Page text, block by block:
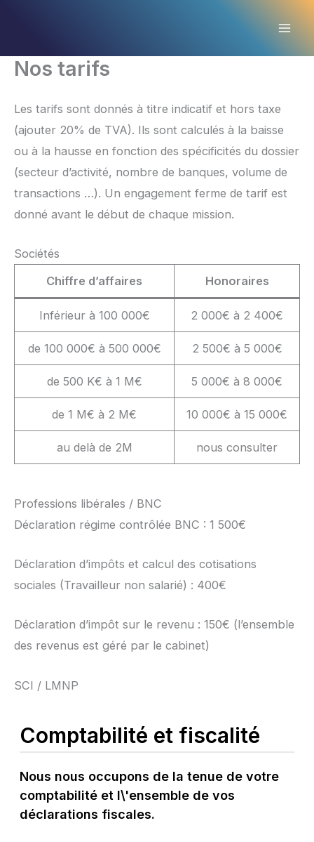
Nos tarifs
Les tarifs sont donnés à titre indicatif et hors taxe
(ajouter 20% de TVA). Ils sont calculés à la baisse
ou à la hausse en fonction des spécificités du dossier
(secteur d’activité, nombre de banques, volume de
transactions …). Un engagement ferme de tarif est
donné avant le début de chaque mission.
Sociétés
Chiffre d’affaires
Honoraires
Inférieur à 100 000€ 2 000€ à 2 400€
de 100 000€ à 500 000€ 2 500€ à 5 000€
de 500 K€ à 1 M€ 5 000€ à 8 000€
de 1 M€ à 2 M€ 10 000€ à 15 000€
au delà de 2M nous consulter
Professions libérales / BNC
Déclaration régime contrôlée BNC : 1 500€
Déclaration d’impôts et calcul des cotisations
sociales (Travailleur non salarié) : 400€
Déclaration d’impôt sur le revenu : 150€ (l’ensemble
des revenus est géré par le cabinet)
SCI / LMNP
Comptabilité et fiscalité
Nous nous occupons de la tenue de votre
comptabilité et l\'ensemble de vos
déclarations fiscales.